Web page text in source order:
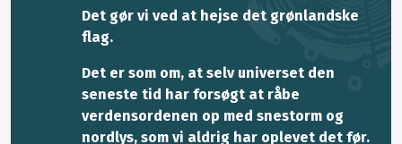
Det gør vi ved at hejse det grønlandske
flag.
Det er som om, at selv universet den
seneste tid har forsøgt at råbe
verdensordenen op med snestorm og
nordlys, som vi aldrig har oplevet det før.